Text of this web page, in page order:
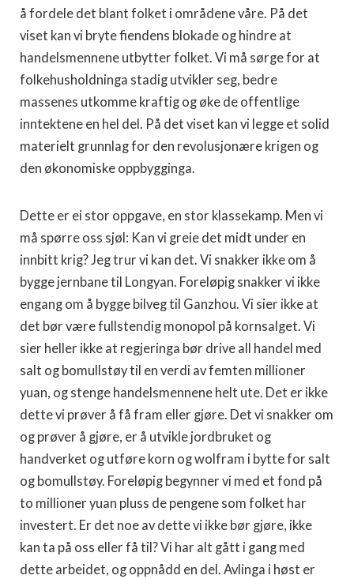
å fordele det blant folket i områdene våre. På det
viset kan vi bryte fiendens blokade og hindre at
handelsmennene utbytter folket. Vi må sørge for at
folkehusholdninga stadig utvikler seg, bedre
massenes utkomme kraftig og øke de offentlige
inntektene en hel del. På det viset kan vi legge et solid
materielt grunnlag for den revolusjonære krigen og
den økonomiske oppbygginga.
Dette er ei stor oppgave, en stor klassekamp. Men vi
må spørre oss sjøl: Kan vi greie det midt under en
innbitt krig? Jeg trur vi kan det. Vi snakker ikke om å
bygge jernbane til Longyan. Foreløpig snakker vi ikke
engang om å bygge bilveg til Ganzhou. Vi sier ikke at
det bør være fullstendig monopol på kornsalget. Vi
sier heller ikke at regjeringa bør drive all handel med
salt og bomullstøy til en verdi av femten millioner
yuan, og stenge handelsmennene helt ute. Det er ikke
dette vi prøver å få fram eller gjøre. Det vi snakker om
og prøver å gjøre, er å utvikle jordbruket og
handverket og utføre korn og wolfram i bytte for salt
og bomullstøy. Foreløpig begynner vi med et fond på
to millioner yuan pluss de pengene som folket har
investert. Er det noe av dette vi ikke bør gjøre, ikke
kan ta på oss eller få til? Vi har alt gått i gang med
dette arbeidet, og oppnådd en del. Avlinga i høst er